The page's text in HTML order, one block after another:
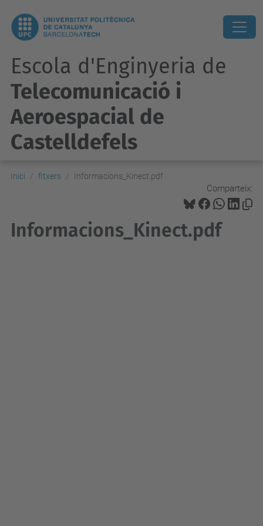
Escola d'Enginyeria de
Telecomunicació i
Aeroespacial de
Castelldefels
Inici fitxers Informacions_Kinect.pdf
Comparteix:
Informacions_Kinect.pdf